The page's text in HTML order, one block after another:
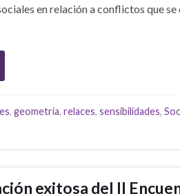
en relación a conflictos que
, geometria, relaces, sensibilidades,
exitosa del II